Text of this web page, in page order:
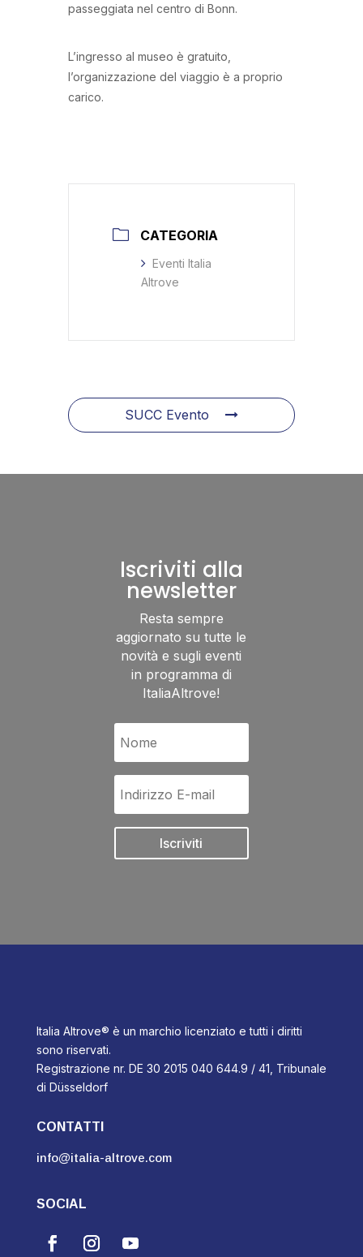
passeggiata nel centro di Bonn.
L’ingresso al museo è gratuito,
l’organizzazione del viaggio è a proprio
carico.
CATEGORIA
Eventi Italia
Altrove
SUCC Evento
Iscriviti alla
newsletter
Resta sempre
aggiornato su tutte le
novità e sugli eventi
in programma di
ItaliaAltrove!
Iscriviti
Italia Altrove® è un marchio licenziato e tutti i diritti
sono riservati.
Registrazione nr. DE 30 2015 040 644.9 / 41, Tribunale
di Düsseldorf
CONTATTI
info@italia-altrove.com
SOCIAL